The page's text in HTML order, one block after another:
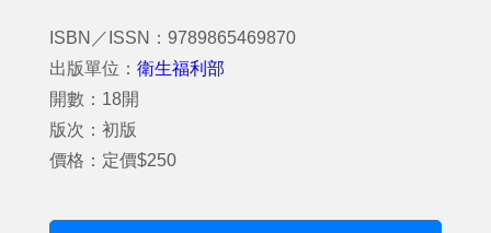
ISBN／ISSN：9789865469870
出版單位： 衛生福利部
開數：18開
版次：初版
價格：定價$250